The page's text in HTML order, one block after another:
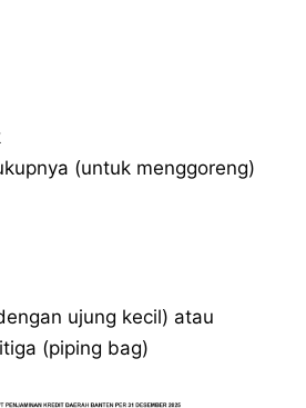
(untuk menggoreng)
ujung kecil) atau
(piping bag)